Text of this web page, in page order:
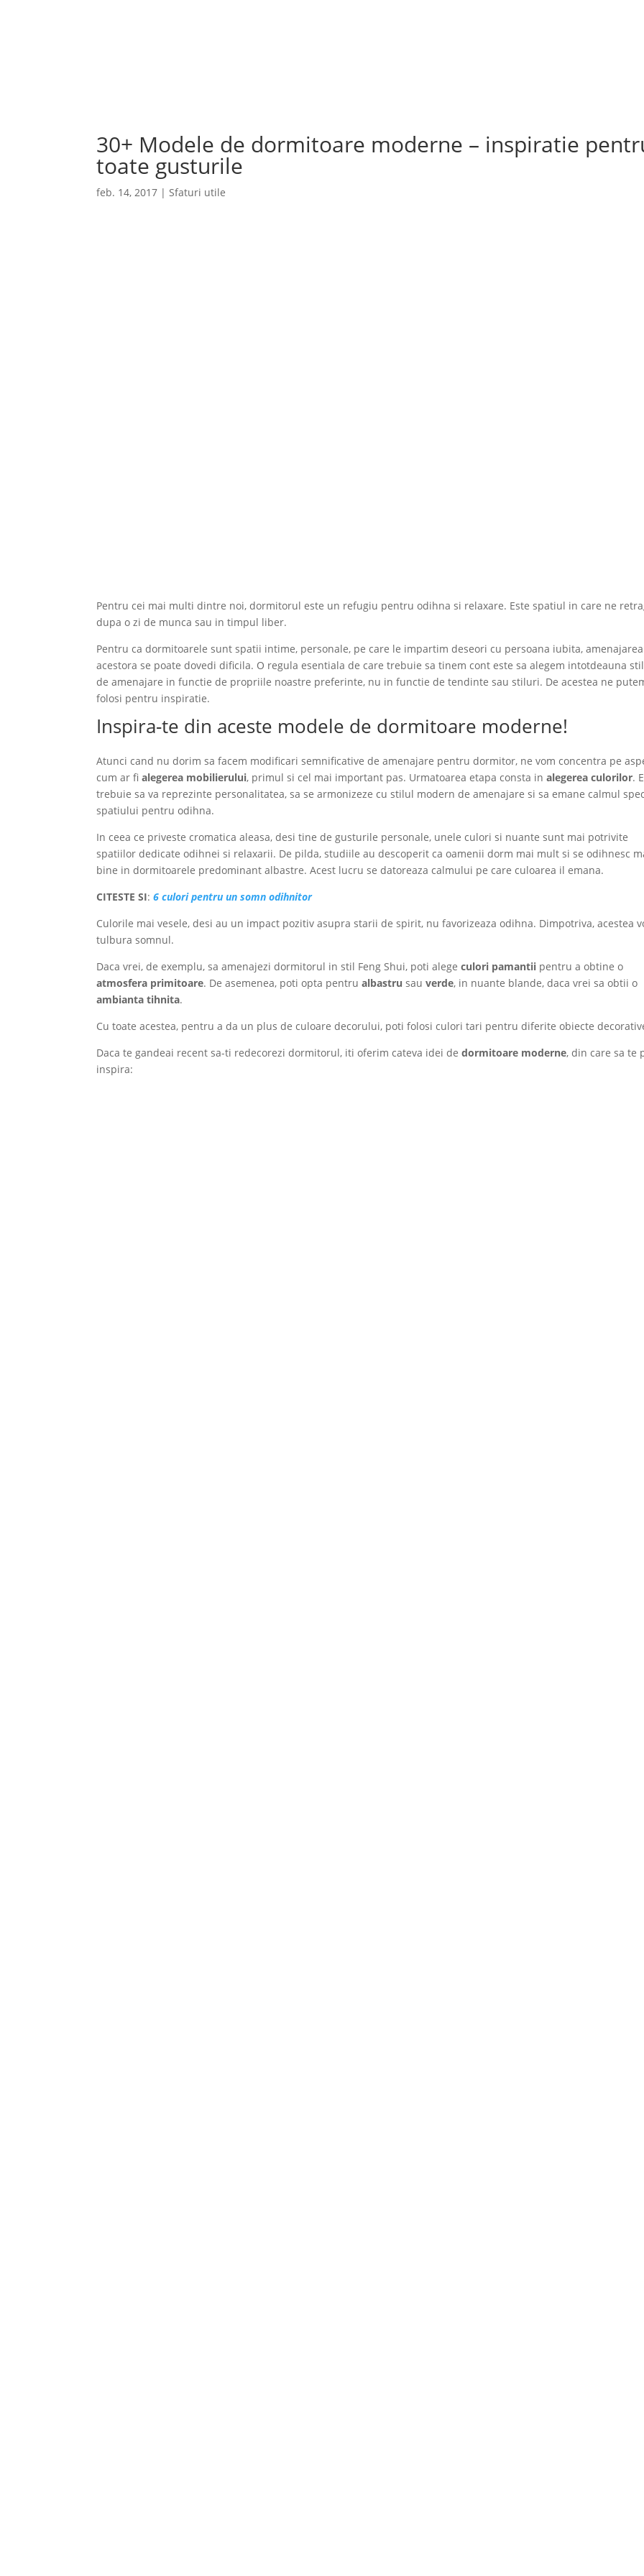
30+ Modele de dormitoare moderne – inspiratie
toate gusturile
feb. 14, 2017 |Sfaturi utile
Pentru cei mai multi dintre noi, dormitorul este un refugiu pentru odihna si relaxare. Este spatiul in care ne
dupa o zi de munca sau in timpul liber.
Pentru ca dormitoarele sunt spatii intime, personale, pe care le impartim deseori cu persoana iubita, amenajarea
acestora se poate dovedi dificila. O regula esentiala de care trebuie sa tinem cont este sa alegem intotdeauna
de amenajare in functie de propriile noastre preferinte, nu in functie de tendinte sau stiluri. De acestea ne
folosi pentru inspiratie.
Inspira-te din aceste modele de dormitoare moderne!
Atunci cand nu dorim sa facem modificari semnificative de amenajare pentru dormitor, ne vom concentra pe
cum ar fialegerea mobilierului, primul si cel mai important pas. Urmatoarea etapa consta inalegerea culorilor.
trebuie sa va reprezinte personalitatea, sa se armonizeze cu stilul modern de amenajare si sa emane calmul
spatiului pentru odihna.
In ceea ce priveste cromatica aleasa, desi tine de gusturile personale, unele culori si nuante sunt mai potrivite
spatiilor dedicate odihnei si relaxarii. De pilda, studiile au descoperit ca oamenii dorm mai mult si se odihnesc
bine in dormitoarele predominant albastre. Acest lucru se datoreaza calmului pe care culoarea il emana.
CITESTE SI: 6 culori pentru un somn odihnitor
Culorile mai vesele, desi au un impact pozitiv asupra starii de spirit, nu favorizeaza odihna. Dimpotriva, acestea
tulbura somnul.
Daca vrei, de exemplu, sa amenajezi dormitorul in stil Feng Shui, poti alege culori pamantii pentru a obtine o
atmosfera primitoare. De asemenea, poti opta pentrualbastru sau verde, in nuante blande, daca vrei sa obtii o
ambianta tihnita.
Cu toate acestea, pentru a da un plus de culoare decorului, poti folosi culori tari pentru diferite obiecte
Daca te gandeai recent sa-ti redecorezi dormitorul, iti oferim cateva idei dedormitoare moderne, din care sa te
inspira: